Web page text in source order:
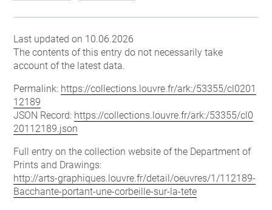
Last updated on 10.06.2026
The contents of this entry do not necessarily take
account of the latest data.
Permalink: https://collections.louvre.fr/ark:/53355/cl0201
12189
JSON Record: https://collections.louvre.fr/ark:/53355/cl0
20112189.json
Full entry on the collection website of the Department of
Prints and Drawings:
http://arts-graphiques.louvre.fr/detail/oeuvres/1/112189-
Bacchante-portant-une-corbeille-sur-la-tete